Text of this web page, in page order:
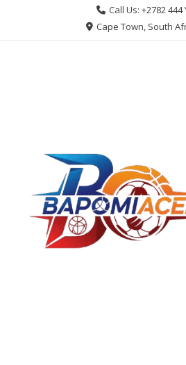
Call Us: +2782 444
Cape Town, South